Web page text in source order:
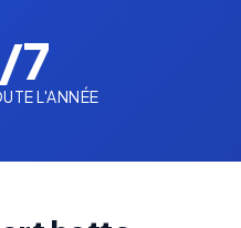
7
L'ANNÉE